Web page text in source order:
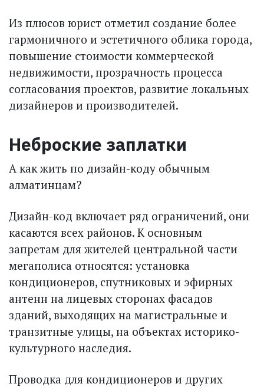
Из плюсов юрист отметил создание более
гармоничного и эстетичного облика города,
повышение стоимости коммерческой
недвижимости, прозрачность процесса
согласования проектов, развитие локальных
дизайнеров и производителей.
Неброские заплатки
А как жить по дизайн-коду обычным
алматинцам?
Дизайн-код включает ряд ограничений, они
касаются всех районов. К основным
запретам для жителей центральной части
мегаполиса относятся: установка
кондиционеров, спутниковых и эфирных
антенн на лицевых сторонах фасадов
зданий, выходящих на магистральные и
транзитные улицы, на объектах историко-
культурного наследия.
Проводка для кондиционеров и других